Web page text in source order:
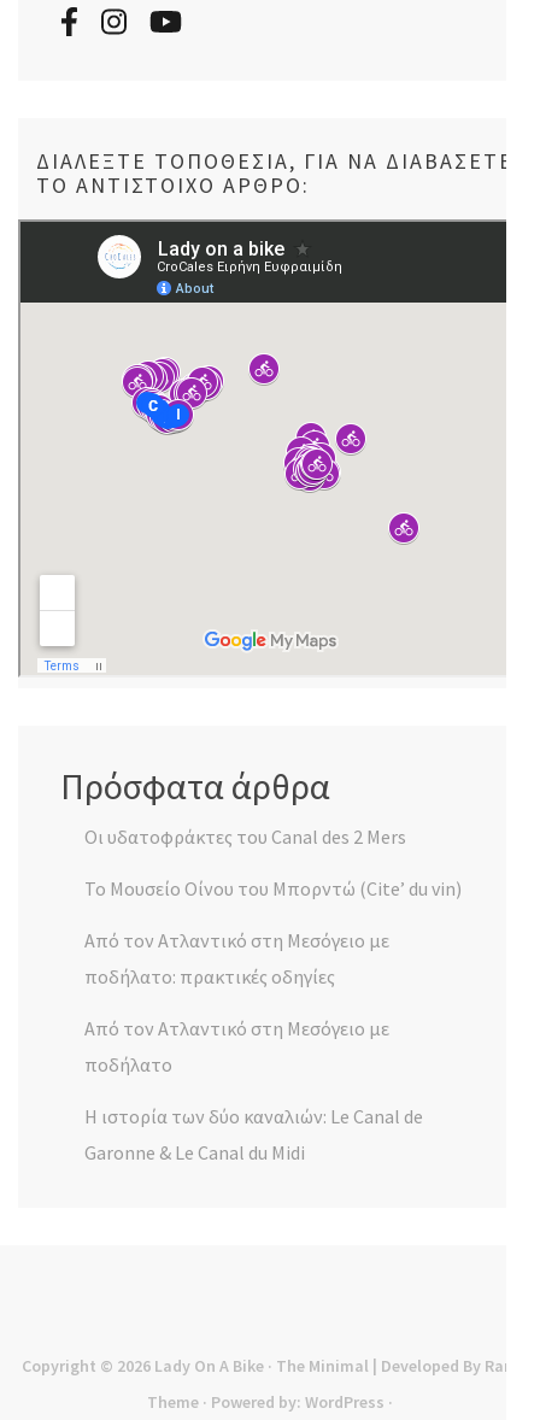
ΔΙΑΛΈΞΤΕ ΤΟΠΟΘΕΣΊΑ, ΓΙΑ ΝΑ ΔΙΑΒΆΣΕΤΕ
ΤΟ ΑΝΤΊΣΤΟΙΧΟ ΆΡΘΡΟ:
Πρόσφατα άρθρα
Οι υδατοφράκτες του Canal des 2 Mers
Το Μουσείο Οίνου του Μπορντώ (Cite’ du vin)
Από τον Ατλαντικό στη Μεσόγειο με
ποδήλατο: πρακτικές οδηγίες
Από τον Ατλαντικό στη Μεσόγειο με
ποδήλατο
Η ιστορία των δύο καναλιών: Le Canal de
Garonne & Le Canal du Midi
Copyright © 2026 Lady On A Bike· The Minimal | Developed By Rara
Theme · Powered by: WordPress ·